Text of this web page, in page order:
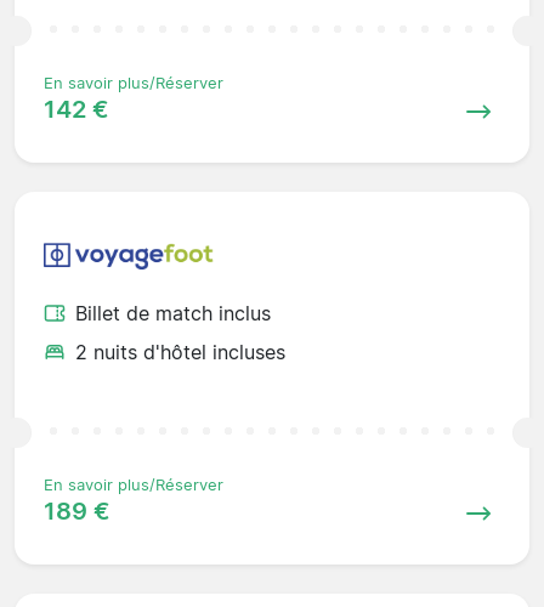
En savoir plus/Réserver
142 €
Billet de match inclus
2 nuits d'hôtel incluses
En savoir plus/Réserver
189 €